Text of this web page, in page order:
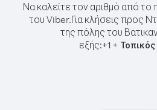
Να καλείτε τον αριθμό από το
του Viber.Για κλήσεις προς
της πόλης του
εξής:+1+